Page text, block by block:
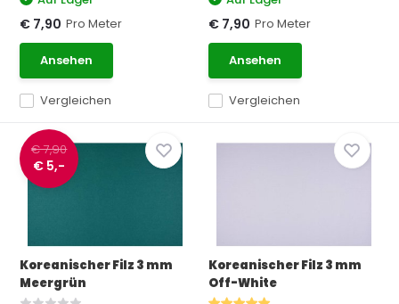
Vergleichen
€ 7,90 Pro Meter
Ansehen
Vergleichen
€ 7,90 Pro Meter
Ansehen
€ 7,90
€ 5,-
Koreanischer Filz 3 mm
Meergrün
Koreanischer Filz 3 mm
Off-White